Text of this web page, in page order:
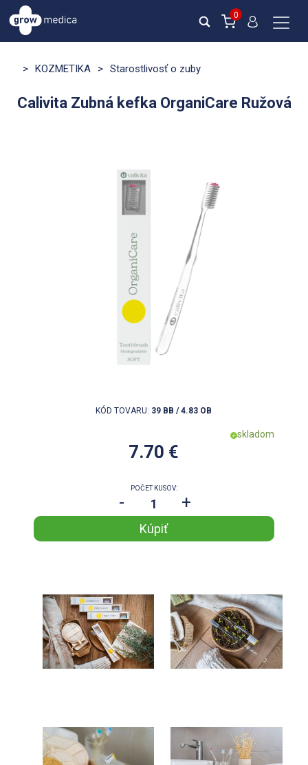
0
> KOZMETIKA > Starostlivosť o zuby
Calivita Zubná kefka OrganiCare Ružová
KÓD TOVARU: 39 BB / 4.83 OB
skladom
7.70 €
POČET KUSOV:
- +